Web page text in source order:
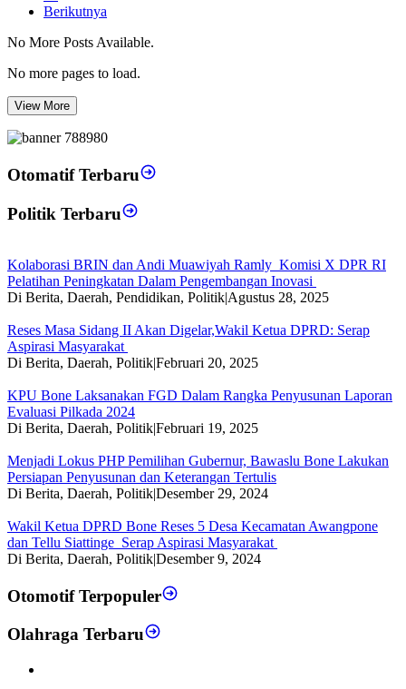
Berikutnya
No More Posts Available.
No more pages to load.
View More
Otomatif Terbaru
Politik Terbaru
Kolaborasi BRIN dan Andi Muawiyah Ramly Komisi X DPR RI
Pelatihan Peningkatan Dalam Pengembangan Inovasi
Di Berita, Daerah, Pendidikan, Politik|Agustus 28, 2025
Reses Masa Sidang II Akan Digelar,Wakil Ketua DPRD: Serap
Aspirasi Masyarakat
Di Berita, Daerah, Politik|Februari 20, 2025
KPU Bone Laksanakan FGD Dalam Rangka Penyusunan Laporan
Evaluasi Pilkada 2024
Di Berita, Daerah, Politik|Februari 19, 2025
Menjadi Lokus PHP Pemilihan Gubernur, Bawaslu Bone Lakukan
Persiapan Penyusunan dan Keterangan Tertulis
Di Berita, Daerah, Politik|Desember 29, 2024
Wakil Ketua DPRD Bone Reses 5 Desa Kecamatan Awangpone
dan Tellu Siattinge Serap Aspirasi Masyarakat
Di Berita, Daerah, Politik|Desember 9, 2024
Otomotif Terpopuler
Olahraga Terbaru